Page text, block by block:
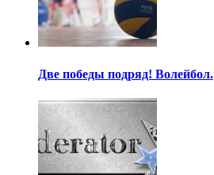
Две победы подряд! Волейбол.